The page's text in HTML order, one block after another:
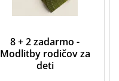
8 + 2 zadarmo -
Modlitby rodičov za
deti